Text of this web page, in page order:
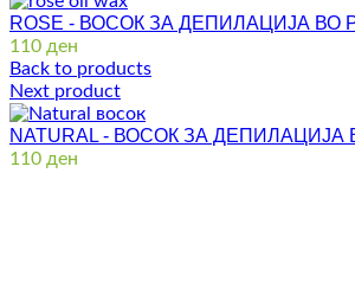
ROSE - ВОСОК ЗА ДЕПИЛАЦИЈА ВО
110 ден
Back to products
Next product
NATURAL - ВОСОК ЗА ДЕПИЛАЦИЈА
110 ден